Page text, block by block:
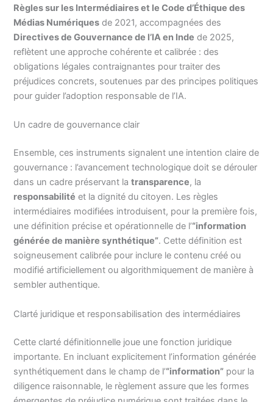
Règles sur les Intermédiaires et le Code d’Éthique des
Médias Numériques de 2021, accompagnées des
Directives de Gouvernance de l’IA en Inde de 2025,
reflètent une approche cohérente et calibrée : des
obligations légales contraignantes pour traiter des
préjudices concrets, soutenues par des principes politiques
pour guider l’adoption responsable de l’IA.
Un cadre de gouvernance clair
Ensemble, ces instruments signalent une intention claire de
gouvernance : l’avancement technologique doit se dérouler
dans un cadre préservant latransparence, la
responsabilité et la dignité du citoyen. Les règles
intermédiaires modifiées introduisent, pour la première fois,
une définition précise et opérationnelle de l’“information
générée de manière synthétique”. Cette définition est
soigneusement calibrée pour inclure le contenu créé ou
modifié artificiellement ou algorithmiquement de manière à
sembler authentique.
Clarté juridique et responsabilisation des intermédiaires
Cette clarté définitionnelle joue une fonction juridique
importante. En incluant explicitement l’information générée
synthétiquement dans le champ de l’“information” pour la
diligence raisonnable, le règlement assure que les formes